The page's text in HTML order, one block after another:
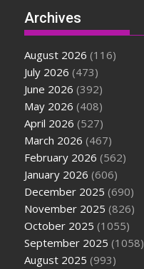
Archives
August 2026 (116)
July 2026 (473)
June 2026 (392)
May 2026 (408)
April 2026 (527)
March 2026 (467)
February 2026 (562)
January 2026 (606)
December 2025 (690)
November 2025 (826)
October 2025 (1055)
September 2025 (1058)
August 2025 (993)